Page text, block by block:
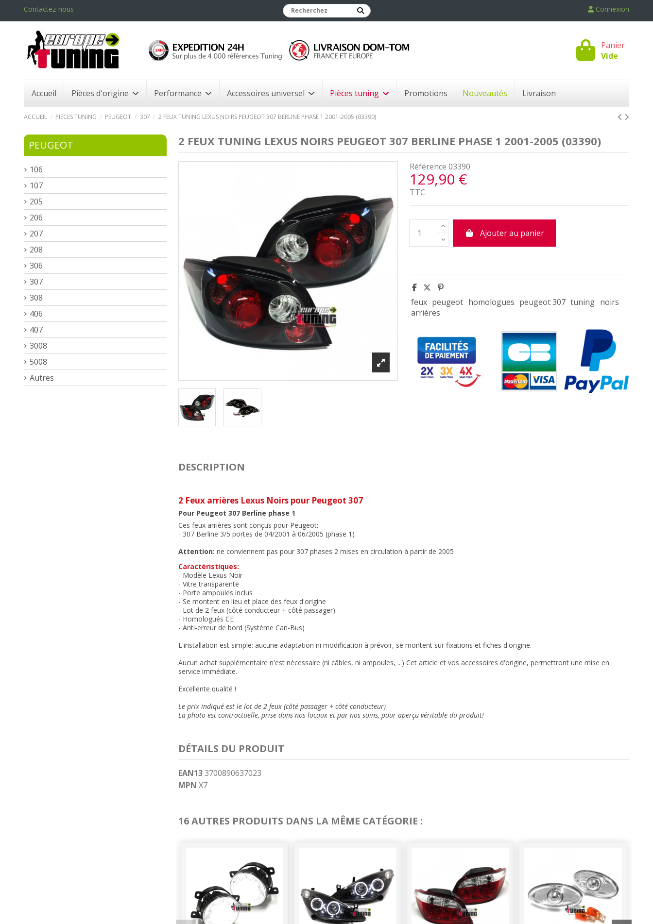
Contactez-nous Connexion
Panier
Vide
Accueil Pièces d'origine Performance Accessoires universel Pièces tuning Promotions Nouveautés Livraison
ACCUEIL PIECES TUNING PEUGEOT 307 2 FEUX TUNING LEXUS NOIRS PEUGEOT 307 BERLINE PHASE 1 2001-2005 (03390)
2 FEUX TUNING LEXUS NOIRS PEUGEOT 307 BERLINE PHASE 1 2001-2005 (03390)
Référence 03390
129,90 €
TTC
Ajouter au panier
feux peugeot homologues peugeot 307 tuning noirs
arrières
DESCRIPTION
2 Feux arrières Lexus Noirs pour Peugeot 307
Pour Peugeot 307 Berline phase 1
Ces feux arrières sont conçus pour Peugeot:
- 307 Berline 3/5 portes de 04/2001 à 06/2005 (phase 1)
Attention: ne conviennent pas pour 307 phases 2 mises en circulation à partir de 2005
Caractéristiques:
- Modèle Lexus Noir
- Vitre transparente
- Porte ampoules inclus
- Se montent en lieu et place des feux d'origine
- Lot de 2 feux (côté conducteur + côté passager)
- Homologués CE
- Anti-erreur de bord (Système Can-Bus)
L'installation est simple: aucune adaptation ni modification à prévoir, se montent sur fixations et fiches d'origine.
Aucun achat supplémentaire n'est nécessaire (ni câbles, ni ampoules, ...) Cet article et vos accessoires d'origine, permettront une mise en
service immédiate.
Excellente qualité !
Le prix indiqué est le lot de 2 feux (côté passager + côté conducteur)
La photo est contractuelle, prise dans nos locaux etpar nos soins, pour aperçu véritable du produit!
DÉTAILS DU PRODUIT
EAN13 3700890637023
MPN X7
16 AUTRES PRODUITS DANS LA MÊME CATÉGORIE :
PEUGEOT
106
107
205
206
207
208
306
307
308
406
407
3008
5008
Autres